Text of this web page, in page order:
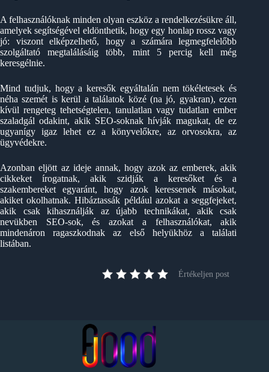
A felhasználóknak minden olyan eszköz a rendelkezésükre áll,
amelyek segítségével eldönthetik, hogy egy honlap rossz vagy
jó: viszont elképzelhető, hogy a számára legmegfelelőbb
szolgáltató megtalálásáig több, mint 5 percig kell még
keresgélnie.
Mind tudjuk, hogy a keresők egyáltalán nem tökéletesek és
néha szemét is kerül a találatok közé (na jó, gyakran), ezen
kívül rengeteg tehetségtelen, tanulatlan vagy tudatlan ember
szaladgál odakint, akik SEO-soknak hívják magukat, de ez
ugyanígy igaz lehet ez a könyvelőkre, az orvosokra, az
ügyvédekre.
Azonban eljött az ideje annak, hogy azok az emberek, akik
cikkeket írogatnak, akik szidják a keresőket és a
szakembereket egyaránt, hogy azok keressenek másokat,
akiket okolhatnak. Hibáztassák például azokat a seggfejeket,
akik csak kihasználják az újabb technikákat, akik csak
nevükben SEO-sok, és azokat a felhasználókat, akik
mindenáron ragaszkodnak az első helyükhöz a találati
listában.
Értékeljen post